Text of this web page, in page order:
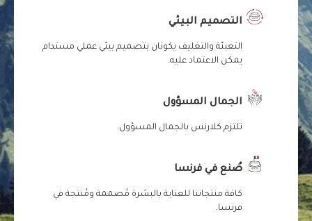
التصميم البيئي
التعبئة والتغليف يكونان بتصميم بيئي عملي مستدام
يمكن الاعتماد عليه.
الجمال المسؤول
تلتزم كلارنس بالجمال المسؤول.
صُنع في فرنسا
كافة منتجاتنا للعناية بالبشرة مُصممة ومُنتجة في
فرنسا.